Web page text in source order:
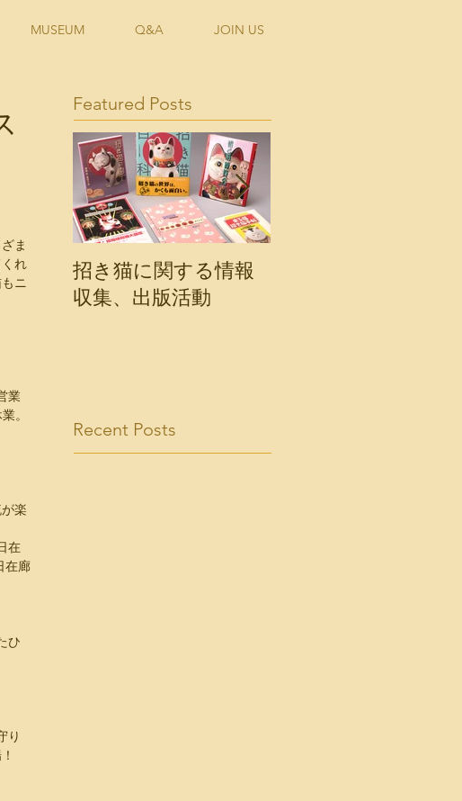
MUSEUM Q&A JOIN US
ま
れ
ニ
業
。
楽
在
在廊
ひ
り
Featured Posts
招き猫に関する情報
収集、出版活動
Recent Posts